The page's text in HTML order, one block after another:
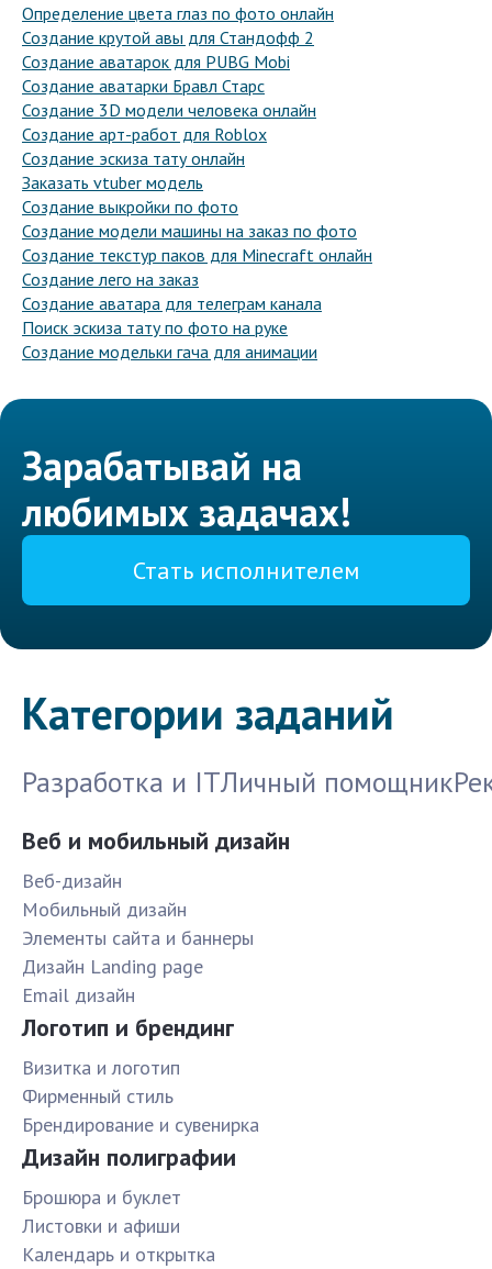
Определение цвета глаз по фото онлайн
Создание крутой авы для Стандофф 2
Создание аватарок для PUBG Mobi
Создание аватарки Бравл Старс
Создание 3D модели человека онлайн
Создание арт-работ для Roblox
Создание эскиза тату онлайн
Заказать vtuber модель
Создание выкройки по фото
Создание модели машины на заказ по фото
Создание текстур паков для Minecraft онлайн
Создание лего на заказ
Создание аватара для телеграм канала
Поиск эскиза тату по фото на руке
Создание модельки гача для анимации
Зарабатывай на
любимых задачах!
Стать исполнителем
Категории заданий
Разработка и ITЛичный помощник
Веб и мобильный дизайн
Веб-дизайн
Мобильный дизайн
Элементы сайта и баннеры
Дизайн Landing page
Email дизайн
Логотип и брендинг
Визитка и логотип
Фирменный стиль
Брендирование и сувенирка
Дизайн полиграфии
Брошюра и буклет
Листовки и афиши
Календарь и открытка